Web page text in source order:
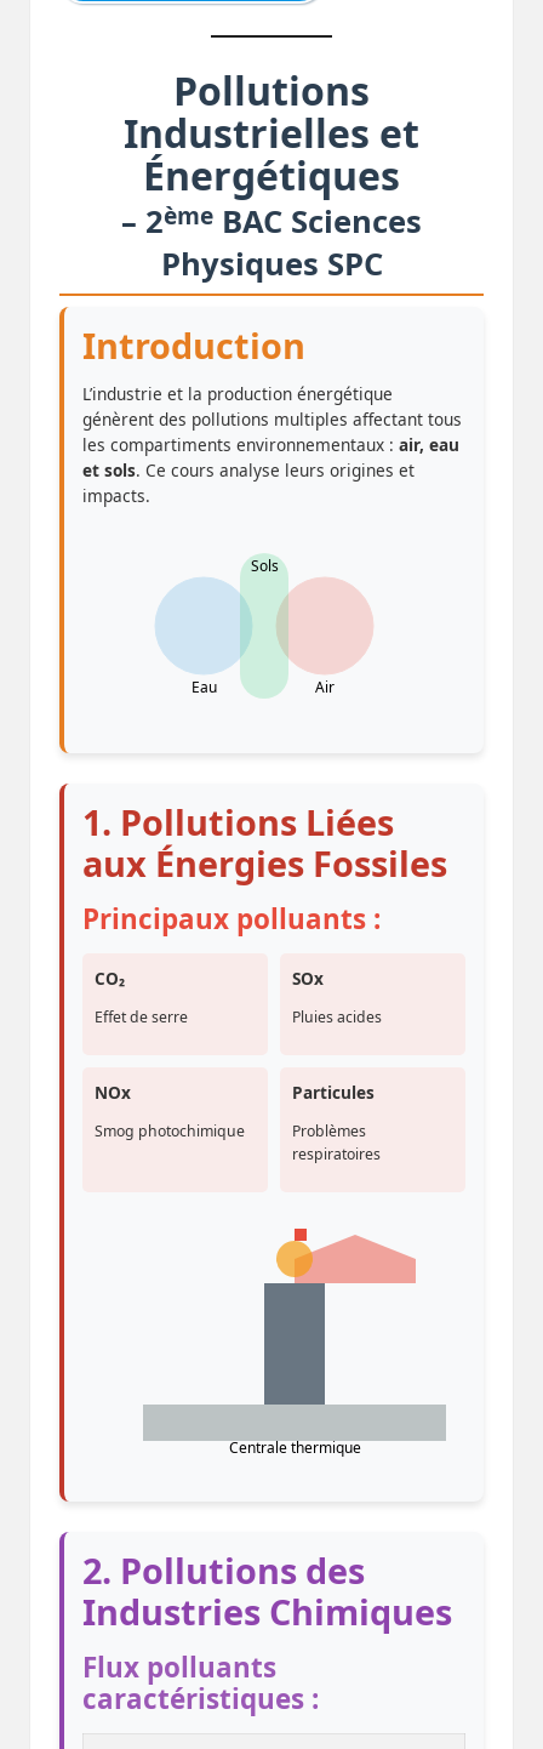
Pollutions
Industrielles et
Énergétiques
– 2ème BAC Sciences
Physiques SPC
Introduction
L’industrie et la production énergétique
génèrent des pollutions multiples affectant tous
les compartiments environnementaux : air, eau
et sols. Ce cours analyse leurs origines et
impacts.
Eau Air
Sols
1. Pollutions Liées
aux Énergies Fossiles
Principaux polluants :
CO₂
Effet de serre
SOx
Pluies acides
NOx
Smog photochimique
Particules
Problèmes
respiratoires
Centrale thermique
2. Pollutions des
Industries Chimiques
Flux polluants
caractéristiques :